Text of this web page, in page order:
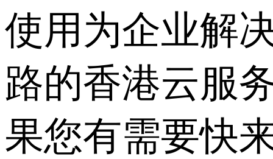
使用为企业解
路的香港云服
果您有需要快